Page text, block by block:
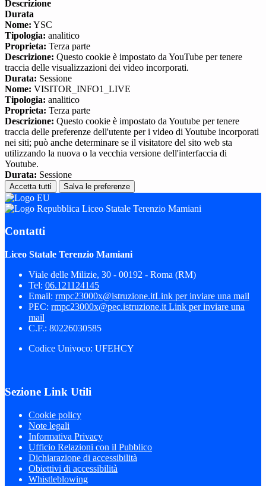
Descrizione
Durata
Nome: YSC
Tipologia: analitico
Proprieta: Terza parte
Descrizione: Questo cookie è impostato da YouTube per tenere
traccia delle visualizzazioni dei video incorporati.
Durata: Sessione
Nome: VISITOR_INFO1_LIVE
Tipologia: analitico
Proprieta: Terza parte
Descrizione: Questo cookie è impostato da Youtube per tenere
traccia delle preferenze dell'utente per i video di Youtube incorporati
nei siti; può anche determinare se il visitatore del sito web sta
utilizzando la nuova o la vecchia versione dell'interfaccia di
Youtube.
Durata: Sessione
Accetta tutti Salva le preferenze
Liceo Statale Terenzio Mamiani
Contatti
Liceo Statale Terenzio Mamiani
Viale delle Milizie, 30 - 00192 - Roma (RM)
Tel: 06.121124145
Email: rmpc23000x@istruzione.itLink per inviare una mail
PEC: rmpc23000x@pec.istruzione.it Link per inviare una
mail
C.F.: 80226030585
Codice Univoco: UFEHCY
Sezione Link Utili
Cookie policy
Note legali
Informativa Privacy
Ufficio Relazioni con il Pubblico
Dichiarazione di accessibilità
Obiettivi di accessibilità
Whistleblowing